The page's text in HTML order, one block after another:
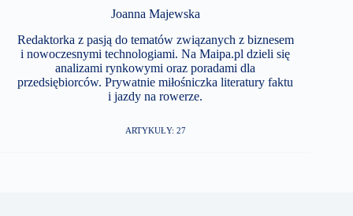
Joanna Majewska
Redaktorka z pasją do tematów związanych z biznesem
i nowoczesnymi technologiami. Na Maipa.pl dzieli się
analizami rynkowymi oraz poradami dla
przedsiębiorców. Prywatnie miłośniczka literatury faktu
i jazdy na rowerze.
ARTYKUŁY: 27